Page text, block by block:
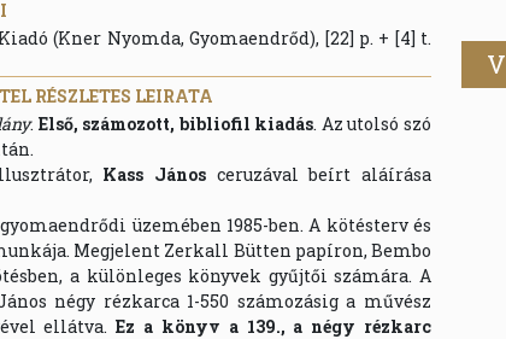
(Kner Nyomda, Gyomaendrőd), [22] p. + [4] t.
RÉSZLETES LEIRATA
. Első, számozott, bibliofil kiadás. Az utolsó szó
Kass János ceruzával beírt aláírása
üzemében 1985-ben. A kötésterv és
Megjelent Zerkall Bütten papíron, Bembo
a különleges könyvek gyűjtői számára. A
négy rézkarca 1-550 számozásig a művész
ellátva.Ez a könyv a 139., a négy rézkarc